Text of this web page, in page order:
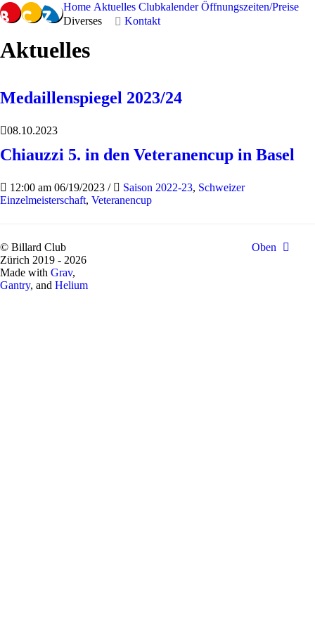
Home Aktuelles Clubkalender Öffnungszeiten/Preise
Diverses
Kontakt
Aktuelles
Medaillenspiegel 2023/24
08.10.2023
Chiauzzi 5. in den Veteranencup in Basel
12:00 am 06/19/2023 / Saison 2022-23, Schweizer
Einzelmeisterschaft, Veteranencup
© Billard Club
Zürich 2019 - 2026
Made with Grav,
Gantry, and Helium
Oben